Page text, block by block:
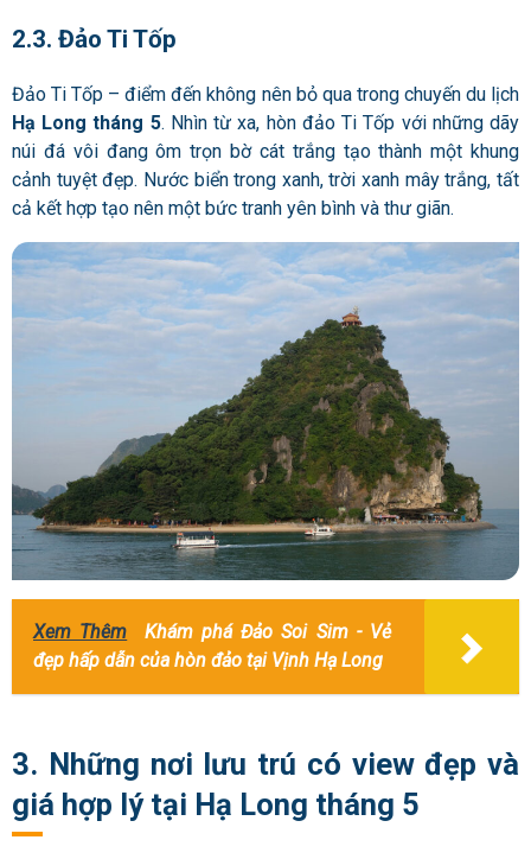
2.3. Đảo Ti Tốp
Đảo Ti Tốp – điểm đến không nên bỏ qua trong chuyến du lịch
Hạ Long tháng 5. Nhìn từ xa, hòn đảo Ti Tốp với những dãy
núi đá vôi đang ôm trọn bờ cát trắng tạo thành một khung
cảnh tuyệt đẹp. Nước biển trong xanh, trời xanh mây trắng, tất
cả kết hợp tạo nên một bức tranh yên bình và thư giãn.
Xem Thêm
Khám phá Đảo Soi Sim - Vẻ
đẹp hấp dẫn của hòn đảo tại Vịnh Hạ Long
3. Những nơi lưu trú có view đẹp và
giá hợp lý tại Hạ Long tháng 5